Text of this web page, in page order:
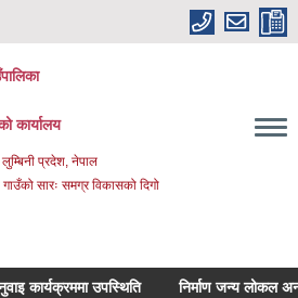
कार्यालय
लुम्बिनी प्रदेश, नेपाल
सारः समग्र विकासको दिगो
उपस्थिति निर्माण जन्य लोकल अनग्रेडेड